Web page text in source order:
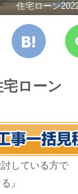
住宅ローン
ローン
している方で
』